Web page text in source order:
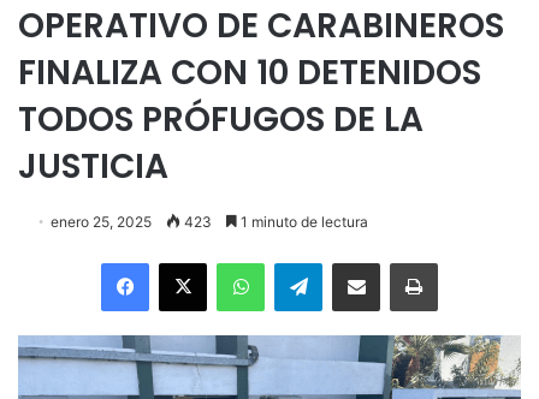
OPERATIVO DE CARABINEROS
FINALIZA CON 10 DETENIDOS
TODOS PRÓFUGOS DE LA
JUSTICIA
enero 25, 2025 423 1 minuto de lectura
Facebook
X WhatsAppTelegramEnviar vía email Imprimir